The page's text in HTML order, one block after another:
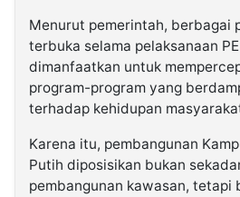
Menurut pemerintah, berbagai
terbuka selama pelaksanaan
dimanfaatkan untuk
program-program yang
terhadap kehidupan
Karena itu, pembangunan
Putih diposisikan bukan
pembangunan kawasan, tetapi